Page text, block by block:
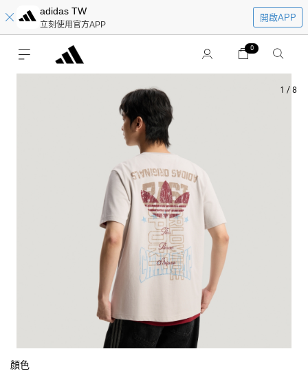
adidas TW
立刻使用官方APP
開啟APP
0
1 / 8
顏色